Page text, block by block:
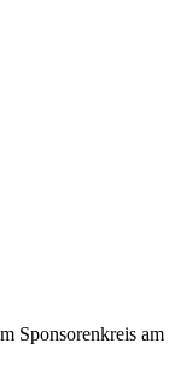
Sponsorenkreis